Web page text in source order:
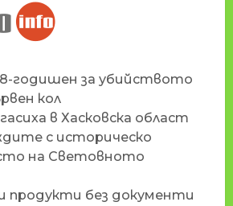
НА
годишен за убийството
кол
в Хасковска област
с историческо
на Световното
продукти без документи